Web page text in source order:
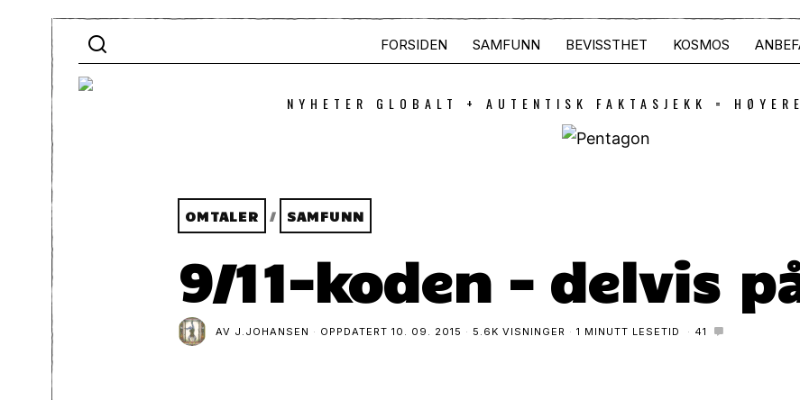
FORSIDEN SAMFUNN BEVISSTHET KOSMOS
NYHETER GLOBALT + AUTENTISK FAKTASJEKK =
OMTALER / SAMFUNN
9/11-koden – delvis
AV J.JOHANSEN OPPDATERT 10. 09. 2015 5.6K VISNINGER 1 MINUTT LESETID 41